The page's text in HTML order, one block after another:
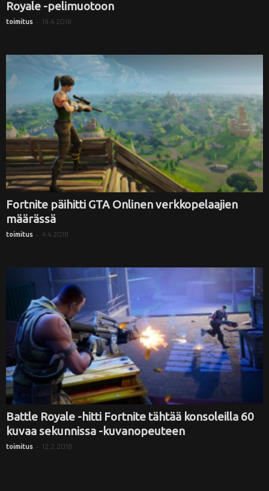
Royale -pelimuotoon
toimitus - 19.4.2018
Fortnite päihitti GTA Onlinen verkkopelaajien
määrässä
toimitus - 4.4.2018
Battle Royale -hitti Fortnite tähtää konsoleilla 60
kuvaa sekunnissa -kuvanopeuteen
toimitus - 12.2.2018